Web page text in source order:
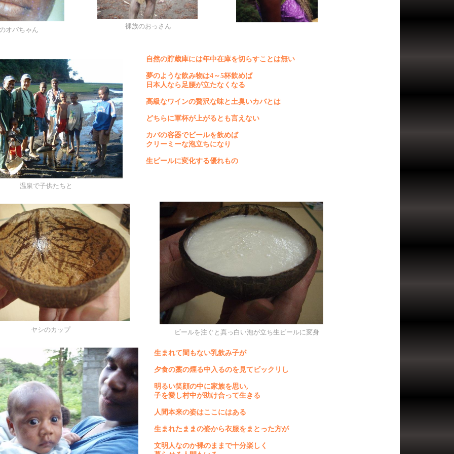
ビールを注ぐと真っ白い泡が立ち生ビールに変身
ヤシのカップ
温泉で子供たちと
裸族のおっさん
オバちゃん
生まれて間もない乳飲み子が
夕食の藁の煙る中入るのを見てビックリし
明るい笑顔の中に家族を思い,
子を愛し村中が助け合って生きる
人間本来の姿はここにはある
生まれたままの姿から衣服をまとった方が
文明人なのか裸のままで十分楽しく
自然の貯蔵庫には年中在庫を切らすことは無い
夢のような飲み物は4 ～5杯飲めば
日本人なら足腰が立たなくなる
高級なワインの贅沢な味と土臭いカバとは
どちらに軍杯が上がるとも言えない
カバの容器でビールを飲めば
クリーミーな泡立ちになり
生ビールに変化する優れもの